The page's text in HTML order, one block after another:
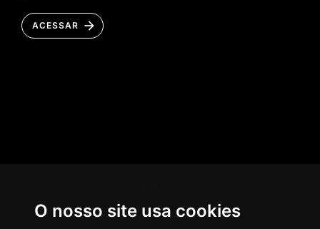
O nosso site usa cookies
ACESSAR
AGÊNCIA